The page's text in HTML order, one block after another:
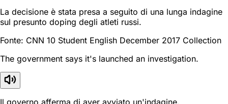
La decisione è stata presa a seguito di una lunga indagine
sul presunto doping degli atleti russi.
Fonte: CNN 10 Student English December 2017 Collection
The government says it's launched an investigation.
Il governo afferma di aver avviato un'indagine.